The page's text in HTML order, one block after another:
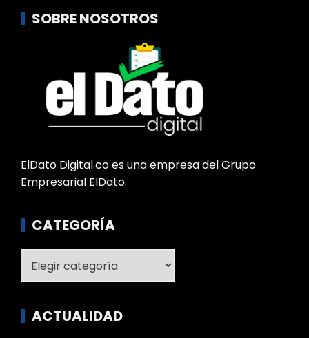
SOBRE NOSOTROS
ElDato Digital.co es una empresa del Grupo
Empresarial ElDato.
CATEGORÍA
ACTUALIDAD